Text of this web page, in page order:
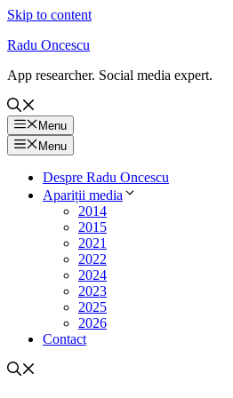
Skip to content
Radu Oncescu
App researcher. Social media expert.
Menu
Menu
Despre Radu Oncescu
Apariții media
2014
2015
2021
2022
2024
2023
2025
2026
Contact